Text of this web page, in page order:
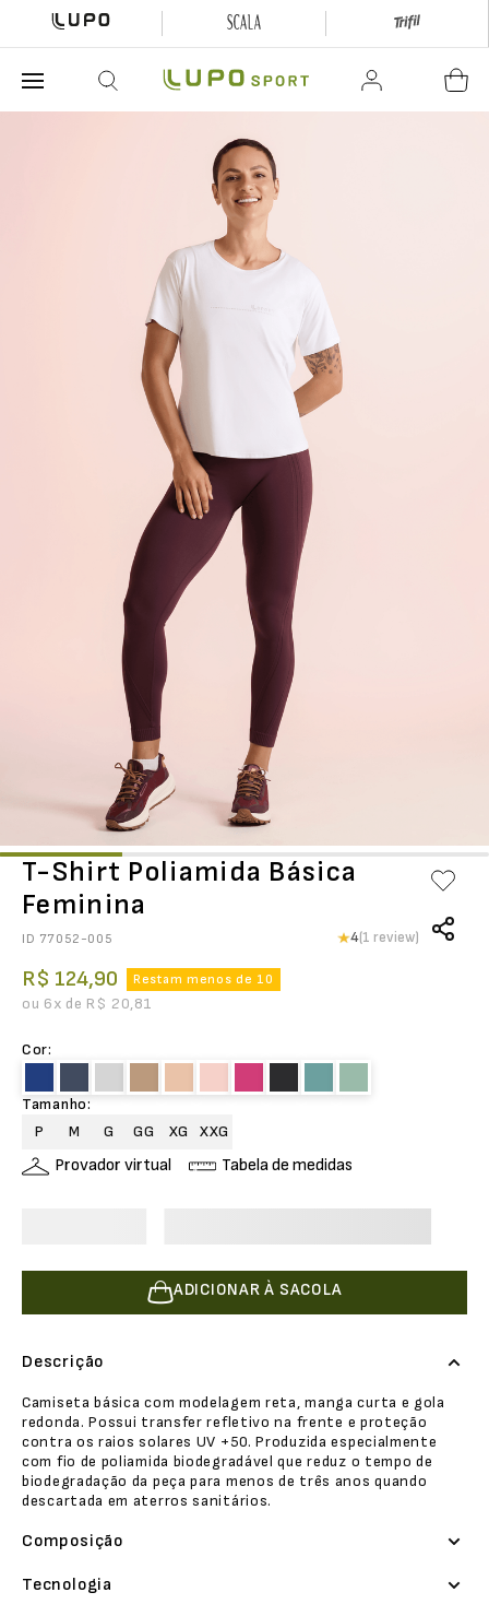
T-Shirt Poliamida Básica
Feminina
ID 77052-005 4(1 review)
R$ 124,90 Restam menos de 10
ou 6x de R$ 20,81
Cor:
Tamanho:
P
M G GG XG XXG
Provador virtual Tabela de medidas
ADICIONAR À SACOLA
Descrição
Camiseta básica com modelagem reta, manga curta e gola
redonda. Possui transfer refletivo na frente e proteção
contra os raios solares UV +50. Produzida especialmente
com fio de poliamida biodegradável que reduz o tempo de
biodegradação da peça para menos de três anos quando
descartada em aterros sanitários.
Composição
Tecnologia